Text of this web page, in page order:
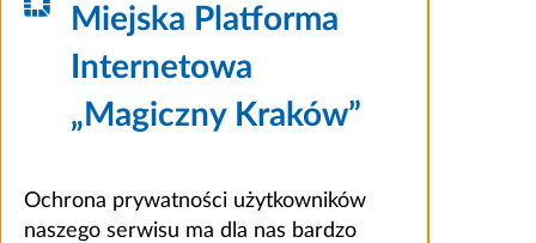
Miejska Platforma
Internetowa
„Magiczny Kraków”
Ochrona prywatności użytkowników
naszego serwisu ma dla nas bardzo